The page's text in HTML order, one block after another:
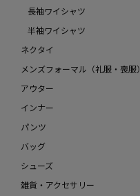
長袖ワイシャツ
半袖ワイシャツ
ネクタイ
メンズフォーマル（礼服・喪服）
アウター
インナー
パンツ
バッグ
シューズ
雑貨・アクセサリー